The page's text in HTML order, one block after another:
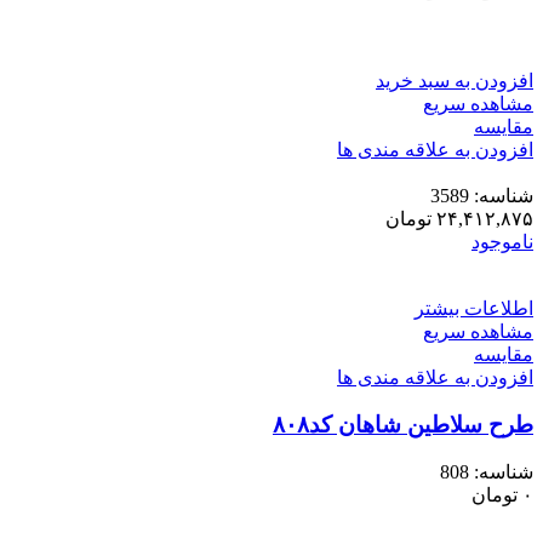
افزودن به سبد خرید
مشاهده سریع
مقایسه
افزودن به علاقه مندی ها
شناسه: 3589
۲۴,۴۱۲,۸۷۵ تومان
ناموجود
اطلاعات بیشتر
مشاهده سریع
مقایسه
افزودن به علاقه مندی ها
طرح سلاطین شاهان کد۸۰۸
شناسه: 808
۰ تومان